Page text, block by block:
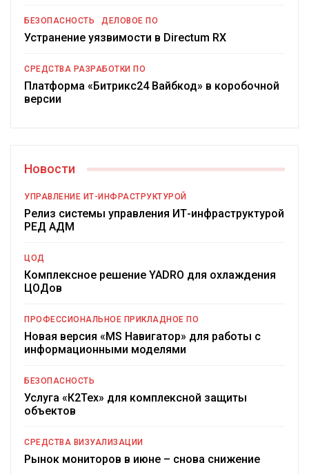
БЕЗОПАСНОСТЬ ДЕЛОВОЕ ПО
Устранение уязвимости в Directum RX
СРЕДСТВА РАЗРАБОТКИ ПО
Платформа «Битрикс24 Вайбкод» в коробочной
версии
Новости
УПРАВЛЕНИЕ ИТ-ИНФРАСТРУКТУРОЙ
Релиз системы управления ИТ-инфраструктурой
РЕД АДМ
ЦОД
Комплексное решение YADRO для охлаждения
ЦОДов
ПРОФЕССИОНАЛЬНОЕ ПРИКЛАДНОЕ ПО
Новая версия «MS Навигатор» для работы с
информационными моделями
БЕЗОПАСНОСТЬ
Услуга «К2Тех» для комплексной защиты
объектов
СРЕДСТВА ВИЗУАЛИЗАЦИИ
Рынок мониторов в июне – снова снижение